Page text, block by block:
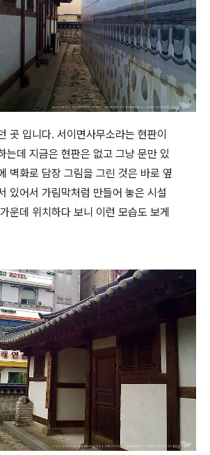
곳 입니다. 서이면사무소라는 현판이
는데 지금은 현판은 없고 그냥 문만 있
벽화로 담장 그림을 그린 것은 바로 옆
있어서 가림막처럼 만들어 놓은 시설
운데 위치하다 보니 이런 모습도 보게